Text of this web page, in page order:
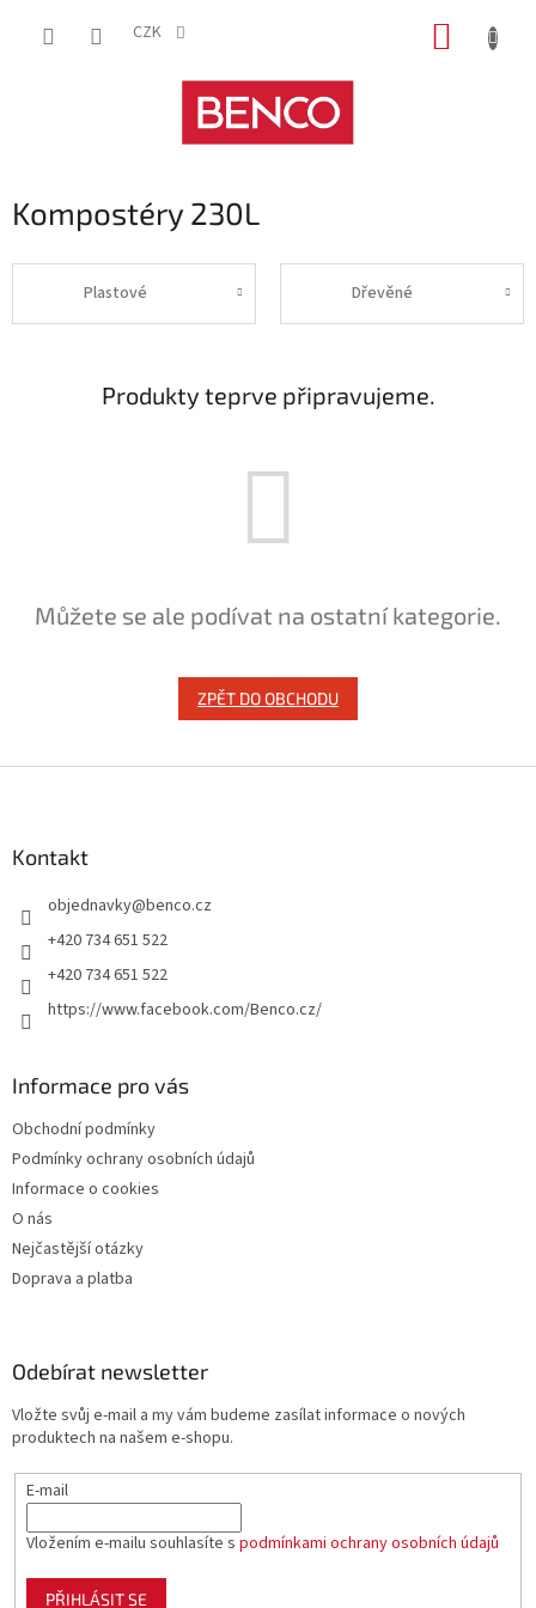
CZK
Kompostéry 230L
Plastové Dřevěné
Produkty teprve připravujeme.
Můžete se ale podívat na ostatní kategorie.
ZPĚT DO OBCHODU
Kontakt
objednavky@benco.cz
+420 734 651 522
+420 734 651 522
https://www.facebook.com/Benco.cz/
Informace pro vás
Obchodní podmínky
Podmínky ochrany osobních údajů
Informace o cookies
O nás
Nejčastější otázky
Doprava a platba
Odebírat newsletter
Vložte svůj e-mail a my vám budeme zasílat informace o nových
produktech na našem e-shopu.
E-mail
Vložením e-mailu souhlasíte s podmínkami ochrany osobních údajů
PŘIHLÁSIT SE